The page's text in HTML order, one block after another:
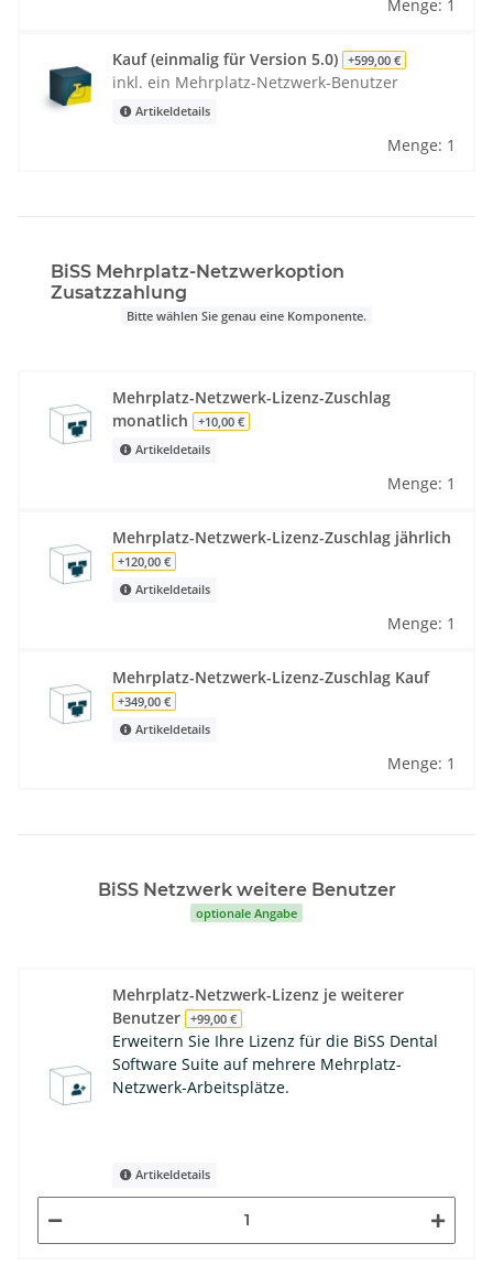
Menge: 1
Kauf (einmalig für Version 5.0) +599,00 €
inkl. ein Mehrplatz-Netzwerk-Benutzer
Artikeldetails
Menge: 1
BiSS Mehrplatz-Netzwerkoption
Zusatzzahlung
Bitte wählen Sie genau eine Komponente.
Mehrplatz-Netzwerk-Lizenz-Zuschlag
monatlich
+10,00 €
Artikeldetails
Menge: 1
Mehrplatz-Netzwerk-Lizenz-Zuschlag jährlich
+120,00 €
Artikeldetails
Menge: 1
Mehrplatz-Netzwerk-Lizenz-Zuschlag Kauf
+349,00 €
Artikeldetails
Menge: 1
BiSS Netzwerk weitere Benutzer
optionale Angabe
Mehrplatz-Netzwerk-Lizenz je weiterer
Benutzer
+99,00 €
Erweitern Sie Ihre Lizenz für die BiSS Dental
Software Suite auf mehrere Mehrplatz-
Netzwerk-Arbeitsplätze.
Artikeldetails